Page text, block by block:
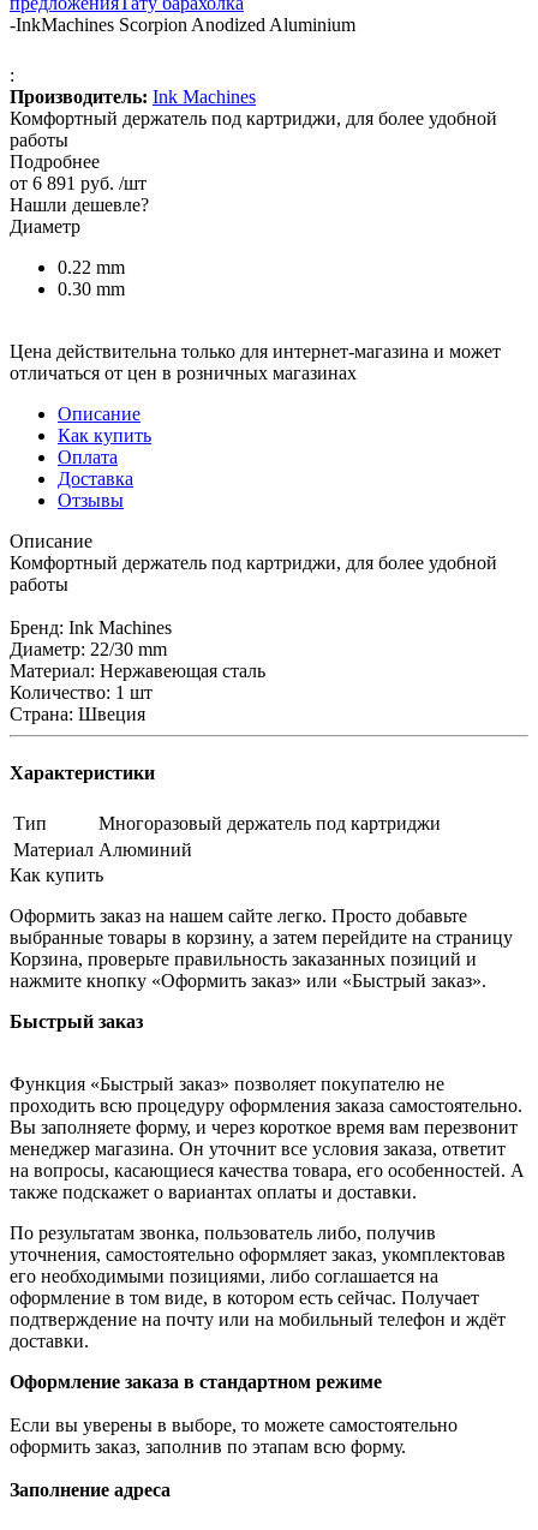
-InkMachines Scorpion Anodized Aluminium
:
Производитель: Ink Machines
Комфортный держатель под картриджи, для более удобной
работы
Подробнее
от 6 891 руб. /шт
Нашли дешевле?
Диаметр
0.22 mm
0.30 mm
Цена действительна только для интернет-магазина и может
отличаться от цен в розничных магазинах
Описание
Как купить
Оплата
Доставка
Отзывы
Описание
Комфортный держатель под картриджи, для более удобной
работы
Бренд: Ink Machines
Диаметр: 22/30 mm
Материал: Нержавеющая сталь
Количество: 1 шт
Страна: Швеция
Характеристики
Тип
Многоразовый держатель под картриджи
Материал Алюминий
Как купить
Оформить заказ на нашем сайте легко. Просто добавьте
выбранные товары в корзину, а затем перейдите на страницу
Корзина, проверьте правильность заказанных позиций и
нажмите кнопку «Оформить заказ» или «Быстрый заказ».
Быстрый заказ
Функция «Быстрый заказ» позволяет покупателю не
проходить всю процедуру оформления заказа самостоятельно.
Вы заполняете форму, и через короткое время вам перезвонит
менеджер магазина. Он уточнит все условия заказа, ответит
на вопросы, касающиеся качества товара, его особенностей. А
также подскажет о вариантах оплаты и доставки.
По результатам звонка, пользователь либо, получив
уточнения, самостоятельно оформляет заказ, укомплектовав
его необходимыми позициями, либо соглашается на
оформление в том виде, в котором есть сейчас. Получает
подтверждение на почту или на мобильный телефон и ждёт
доставки.
Оформление заказа в стандартном режиме
Если вы уверены в выборе, то можете самостоятельно
оформить заказ, заполнив по этапам всю форму.
Заполнение адреса